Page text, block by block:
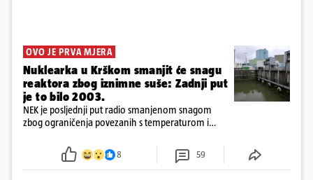
OVO JE PRVA MJERA
Nuklearka u Krškom smanjit će snagu
reaktora zbog iznimne suše: Zadnji put
je to bilo 2003.
NEK je posljednji put radio smanjenom snagom
zbog ograničenja povezanih s temperaturom i
smanjenje snage bilo potrebno više od 90 dana.
8 59